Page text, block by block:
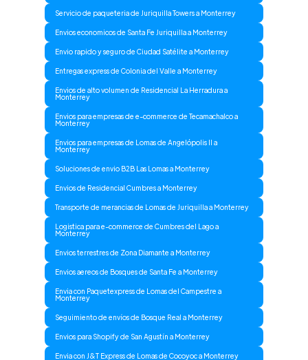
Servicio de paqueteria de Juriquilla Towers a Monterrey
Envios economicos de Santa Fe Juriquilla a Monterrey
Envio rapido y seguro de Ciudad Satélite a Monterrey
Entregas express de Colonia del Valle a Monterrey
Envios de alto volumen de Residencial La Herradura a
Monterrey
Envios para empresas de e-commerce de Tecamachalco a
Monterrey
Envios para empresas de Lomas de Angelópolis II a
Monterrey
Soluciones de envio B2B Las Lomas a Monterrey
Envios de Residencial Cumbres a Monterrey
Transporte de merancias de Lomas de Juriquilla a Monterrey
Logistica para e-commerce de Cumbres del Lago a
Monterrey
Envios terrestres de Zona Diamante a Monterrey
Envios aereos de Bosques de Santa Fe a Monterrey
Envia con Paquetexpress de Lomas del Campestre a
Monterrey
Seguimiento de envíos de Bosque Real a Monterrey
Envios para Shopify de San Agustín a Monterrey
Envia con J&T Express de Lomas de Cocoyoc a Monterrey